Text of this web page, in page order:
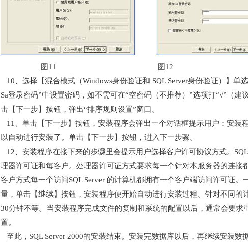
图11 图12
10、选择【混合模式（Windows身份验证和 SQL Server身份验证）】单
Sa登录密码”中设置密码，如不需可在“空密码（不推荐）”选项打“√”（建
击【下一步】按钮，弹出“排序规则设置”窗口。
11、单击【下一步】按钮，安装程序会弹出一个对话框提示用户：安装
以自动进行安装了。单击【下一步】按钮，进入下一步骤。
12、安装程序在接下来的步骤里会提示用户选择客户许可协议方式。
理器许可证和每客户。处理器许可证方式要求每一个针对本服务器的连接
客户方式每一个访问SQL Server 的计算机都拥有一个客户端访问许可证。
量，单击【继续】按钮，安装程序便开始自动进行安装过程。针对不同的
30分钟不等。当安装程序完成文件的复制和系统的配置以后，通常会要求
置。
至此，SQL Server 2000的安装结束。安装完数据库以后，再继续安装数